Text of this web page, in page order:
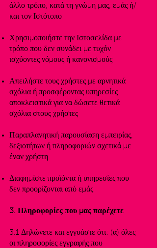
άλλο τρόπο, κατά τη γνώμη μας, εμάς ή/
και τον Ιστότοπο
Χρησιμοποιήστε την Ιστοσελίδα με
τρόπο που δεν συνάδει με τυχόν
ισχύοντες νόμους ή κανονισμούς
Απειλήστε τους χρήστες με αρνητικά
σχόλια ή προσφέροντας υπηρεσίες
αποκλειστικά για να δώσετε θετικά
σχόλια στους χρήστες
Παραπλανητική παρουσίαση εμπειρίας,
δεξιοτήτων ή πληροφοριών σχετικά με
έναν χρήστη
Διαφημίστε προϊόντα ή υπηρεσίες που
δεν προορίζονται από εμάς
3. Πληροφορίες που μας παρέχετε
3.1 Δηλώνετε και εγγυάστε ότι: (α) όλες
οι πληροφορίες εγγραφής που